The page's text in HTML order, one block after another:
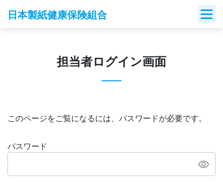
日本製紙健康保険組合
担当者ログイン画面
このページをご覧になるには、パスワードが必要です。
パスワード